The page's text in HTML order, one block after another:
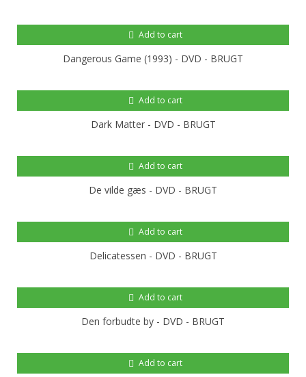
Add to cart
Dangerous Game (1993) - DVD - BRUGT
Add to cart
Dark Matter - DVD - BRUGT
Add to cart
De vilde gæs - DVD - BRUGT
Add to cart
Delicatessen - DVD - BRUGT
Add to cart
Den forbudte by - DVD - BRUGT
Add to cart